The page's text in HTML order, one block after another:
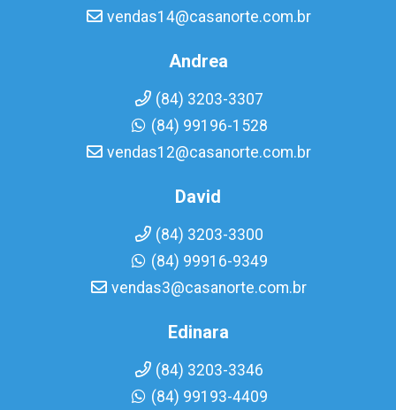
vendas14@casanorte.com.br
Andrea
(84) 3203-3307
(84) 99196-1528
vendas12@casanorte.com.br
David
(84) 3203-3300
(84) 99916-9349
vendas3@casanorte.com.br
Edinara
(84) 3203-3346
(84) 99193-4409